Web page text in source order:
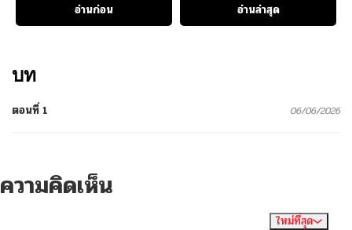
อ่านก่อน
อ่านล่าสุด
บท
ตอนที่ 1 06/06/2026
ความคิดเห็น
ใหม่ที่สุด